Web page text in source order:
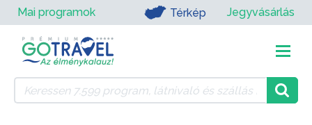
Mai programok Térkép Jegyvásárlás